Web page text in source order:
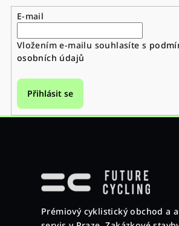
E-mail
Vložením e-mailu souhlasíte s
osobních údajů
Přihlásit se
Prémiový cyklistický obchod a